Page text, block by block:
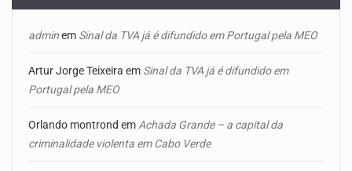
adminem Sinal da TVA já é difundido em Portugal pela MEO
Artur Jorge Teixeira em Sinal da TVA já é difundido em
Portugal pela MEO
Orlando montrond em Achada Grande – a capital da
criminalidade violenta em Cabo Verde